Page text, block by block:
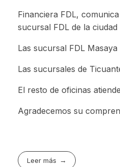
Financiera FDL,
sucursal FDL de la
Las sucursal FDL
Las sucursales de
El resto de oficinas
Agradecemos su
Leer más